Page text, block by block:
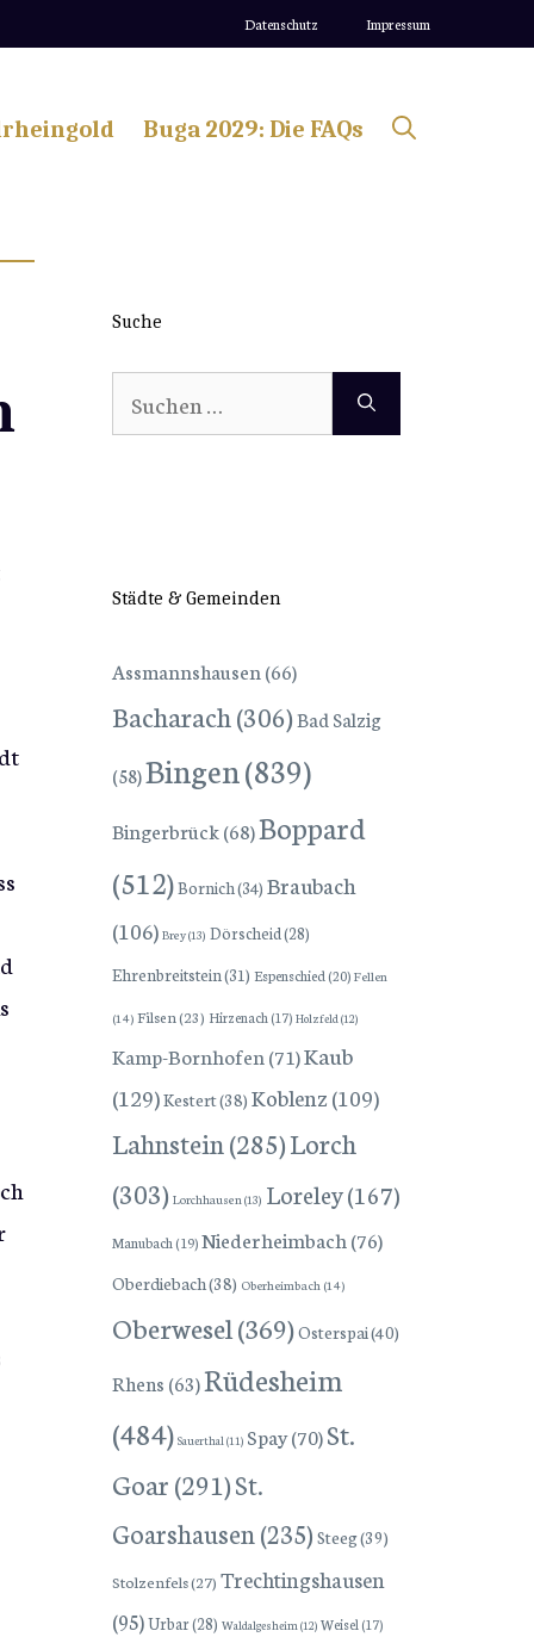
Datenschutz Impressum
Buga 2029: Die FAQs
Suche
Suchen
nach:
Städte & Gemeinden
Assmannshausen (66)
Bacharach(306)Bad Salzig
(58)Bingen(839)
Bingerbrück(68)Boppard
(512)Bornich(34) Braubach
(106) Brey(13) Dörscheid(28)
Ehrenbreitstein(31) Espenschied (20) Fellen
(14) Filsen(23) Hirzenach (17) Holzfeld(12)
Kamp-Bornhofen (71)Kaub
(129)Kestert(38) Koblenz(109)
Lahnstein(285)Lorch
(303) Lorchhausen (13) Loreley(167)
Manubach (19) Niederheimbach (76)
Oberdiebach(38) Oberheimbach (14)
Oberwesel(369)Osterspai(40)
Rhens (63)Rüdesheim
(484) Sauerthal(11) Spay(70)St.
Goar(291)St.
Goarshausen (235) Steeg(39)
Stolzenfels(27) Trechtingshausen
(95)Urbar(28) Waldalgesheim(12) Weisel (17)